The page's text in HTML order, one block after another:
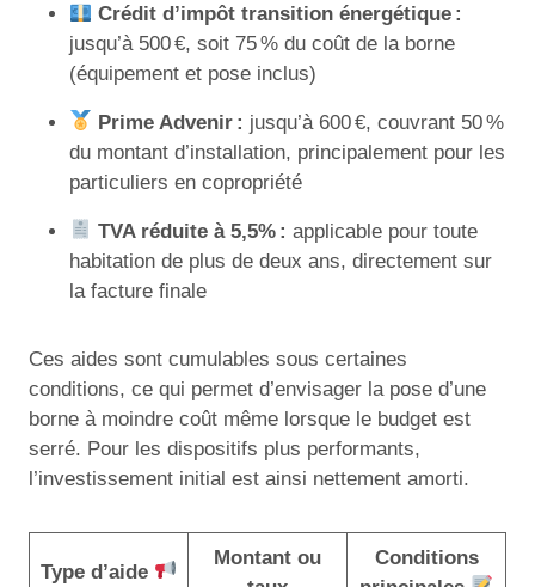
Crédit d’impôt transition énergétique :
jusqu’à 500 €, soit 75 % du coût de la borne
(équipement et pose inclus)
Prime Advenir : jusqu’à 600 €, couvrant 50 %
du montant d’installation, principalement pour les
particuliers en copropriété
TVA réduite à 5,5% : applicable pour toute
habitation de plus de deux ans, directement sur
la facture finale
Ces aides sont cumulables sous certaines
conditions, ce qui permet d’envisager la pose d’une
borne à moindre coût même lorsque le budget est
serré. Pour les dispositifs plus performants,
l’investissement initial est ainsi nettement amorti.
Type d’aide
Montant ou
Conditions